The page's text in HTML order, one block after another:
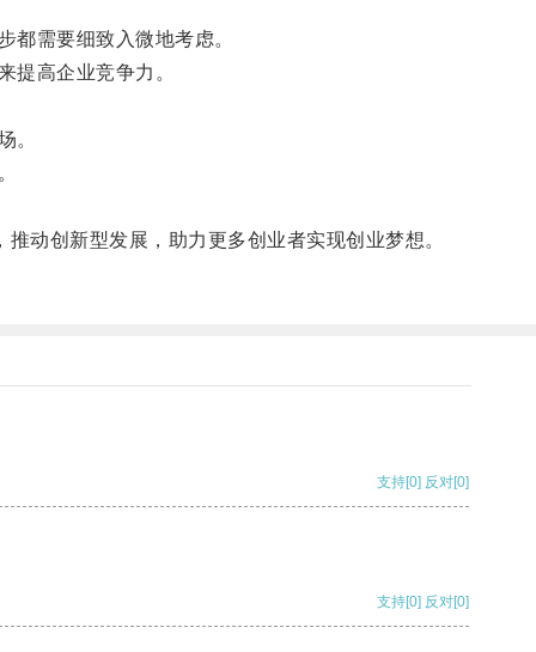
需要细致入微地考虑。
高企业竞争力。
。
动创新型发展，助力更多创业者实现创业梦想。
支持[0] 反对[0]
支持[0] 反对[0]